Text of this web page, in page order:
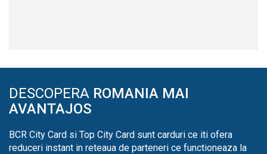
DESCOPERA ROMANIA MAI
AVANTAJOS
BCR City Card si Top City Card sunt carduri ce iti ofera
reduceri instant in reteaua de parteneri ce functioneaza la